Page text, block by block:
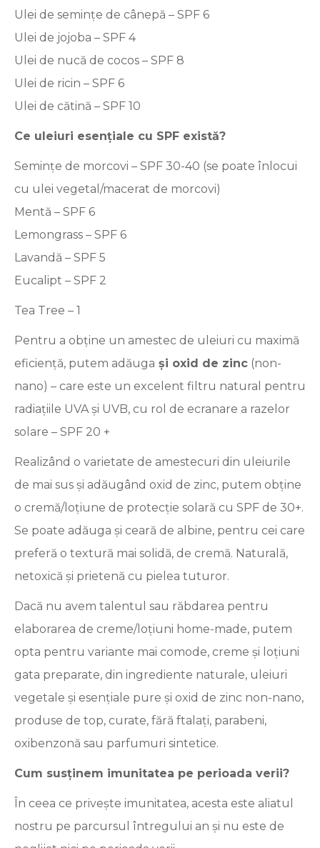
Ulei de seminţe de cânepă – SPF 6
Ulei de jojoba – SPF 4
Ulei de nucă de cocos – SPF 8
Ulei de ricin – SPF 6
Ulei de cătină – SPF 10
Ce uleiuri esențiale cu SPF există?
Seminţe de morcovi – SPF 30-40 (se poate înlocui
cu ulei vegetal/macerat de morcovi)
Mentă – SPF 6
Lemongrass – SPF 6
Lavandă – SPF 5
Eucalipt – SPF 2
Tea Tree – 1
Pentru a obține un amestec de uleiuri cu maximă
eficiență, putem adăuga și oxid de zinc (non-
nano) – care este un excelent filtru natural pentru
radiaţiile UVA şi UVB, cu rol de ecranare a razelor
solare – SPF 20 +
Realizând o varietate de amestecuri din uleiurile
de mai sus şi adăugând oxid de zinc, putem obţine
o cremă/loţiune de protecţie solară cu SPF de 30+.
Se poate adăuga şi ceară de albine, pentru cei care
preferă o textură mai solidă, de cremă. Naturală,
netoxică şi prietenă cu pielea tuturor.
Dacă nu avem talentul sau răbdarea pentru
elaborarea de creme/loțiuni home-made, putem
opta pentru variante mai comode, creme și loțiuni
gata preparate, din ingrediente naturale, uleiuri
vegetale și esențiale pure și oxid de zinc non-nano,
produse de top, curate, fără ftalați, parabeni,
oxibenzonă sau parfumuri sintetice.
Cum susținem imunitatea pe perioada verii?
În ceea ce privește imunitatea, acesta este aliatul
nostru pe parcursul întregului an și nu este de